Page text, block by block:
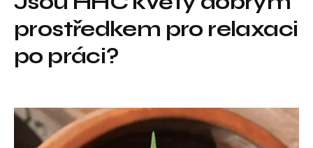
prostředkem pro relaxaci
po práci?